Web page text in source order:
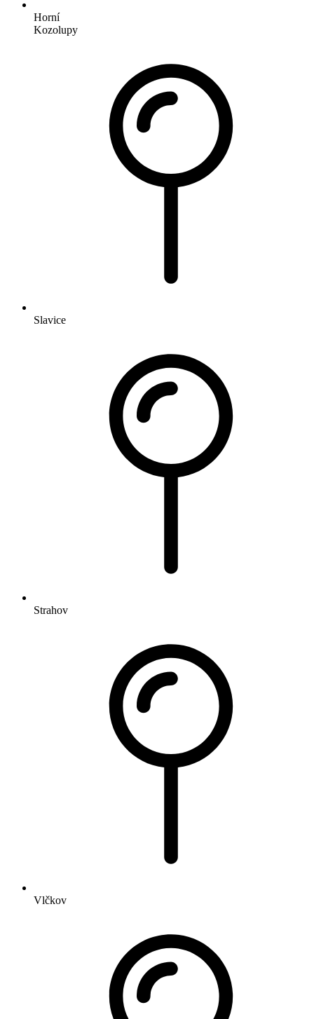
Horní
Kozolupy
Slavice
Strahov
Vlčkov